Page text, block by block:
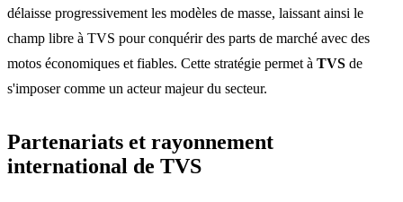
délaisse progressivement les modèles de masse, laissant ainsi le
champ libre à TVS pour conquérir des parts de marché avec des
motos économiques et fiables. Cette stratégie permet à TVS de
s'imposer comme un acteur majeur du secteur.
Partenariats et rayonnement
international de TVS